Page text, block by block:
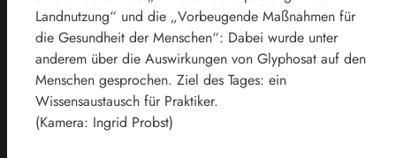
Landnutzung“ und die „Vorbeugende Maßnahmen für
die Gesundheit der Menschen“: Dabei wurde unter
anderem über die Auswirkungen von Glyphosat auf den
Menschen gesprochen. Ziel des Tages: ein
Wissensaustausch für Praktiker.
(Kamera: Ingrid Probst)